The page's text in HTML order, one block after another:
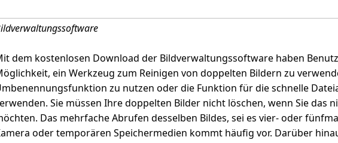
dem kostenlosen Download der Bildverwaltungssoftware haben
ein Werkzeug zum Reinigen von doppelten Bildern zu
zu nutzen oder die Funktion für die schnelle
Sie müssen Ihre doppelten Bilder nicht löschen, wenn Sie das
Das mehrfache Abrufen desselben Bildes, sei es vier- oder
oder temporären Speichermedien kommt häufig vor. Darüber